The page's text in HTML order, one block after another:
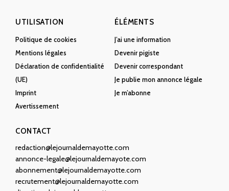
UTILISATION
Politique de cookies
Mentions légales
Déclaration de confidentialité
(UE)
Imprint
Avertissement
ÉLÉMENTS
J’ai une information
Devenir pigiste
Devenir correspondant
Je publie mon annonce légale
Je m’abonne
CONTACT
redaction@lejournaldemayotte.com
annonce-legale@lejournaldemayote.com
abonnement@lejournaldemayotte.com
recrutement@lejournaldemayotte.com